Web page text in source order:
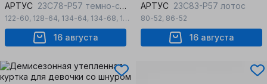
АРТУС 23С78-Р57 темно-серый
122-60, 128-64, 134-64, 134-68, 140-64 ,140-68,146-68
16 августа
АРТУС 23С83-Р57 лотос
80-52, 86-52
16 августа